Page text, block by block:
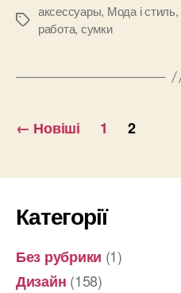
Позначки
аксессуары, Мода і стиль,
работа, сумки
Пагінація
← Новіші 1 2
Категорії
Без рубрики (1)
Дизайн (158)